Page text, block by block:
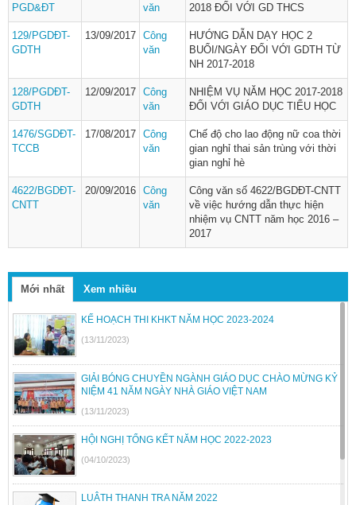
PGD&ĐT
văn
2018 ĐỐI VỚI GD THCS
129/PGDĐT-
GDTH
13/09/2017 Công
văn
HƯỚNG DẪN DẠY HỌC 2
BUỔI/NGÀY ĐỐI VỚI GDTH TỪ
NH 2017-2018
128/PGDĐT-
GDTH
12/09/2017 Công
văn
NHIỆM VỤ NĂM HỌC 2017-2018
ĐỐI VỚI GIÁO DỤC TIỂU HỌC
1476/SGDĐT-
TCCB
17/08/2017 Công
văn
Chế độ cho lao động nữ coa thời
gian nghỉ thai sản trùng với thời
gian nghỉ hè
4622/BGDĐT-
CNTT
20/09/2016 Công
văn
Công văn số 4622/BGDĐT-CNTT
về việc hướng dẫn thực hiện
nhiệm vụ CNTT năm học 2016 –
2017
Mới nhất Xem nhiều
KẾ HOẠCH THI KHKT NĂM HỌC 2023-2024
(13/11/2023)
GIẢI BÓNG CHUYỀN NGÀNH GIÁO DỤC CHÀO MỪNG KỶ
NIỆM 41 NĂM NGÀY NHÀ GIÁO VIỆT NAM
(13/11/2023)
HỘI NGHỊ TỔNG KẾT NĂM HỌC 2022-2023
(04/10/2023)
LUÂTH THANH TRA NĂM 2022